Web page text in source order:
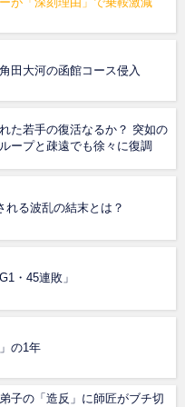
田大河の函館コース侵入
た若手の復活なるか？ 突如の
ープと疎遠でも徐々に復調
れる波乱の結末とは？
・45連敗」
の1年
子の「造反」に師匠がブチ切